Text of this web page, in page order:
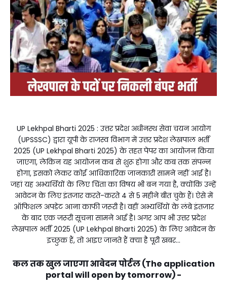
UP Lekhpal Bharti 2025 : उत्तर प्रदेश अधीनस्थ सेवा चयन आयोग
(UPSSSC) द्वारा यूपी के राजस्व विभाग में उत्तर प्रदेश लेखपाल भर्ती
2025 (UP Lekhpal Bharti 2025) के तहत पेपर का आयोजन किया
जाएगा, लेकिन यह आयोजन कब से शुरू होगा और कब तक संपन्न
होगा, इसको लेकर कोई आधिकारिक जानकारी सामने नहीं आई है।
जहां यह अभ्यर्थियों के लिए चिंता का विषय भी बन गया है, क्योंकि उन्हें
आवेदन के लिए इंतजार करते-करते 4 से 5 महीने बीत चुके हैं। ऐसे में
ऑफिशल अपडेट आना काफी जरूरी है। वहीं अभ्यर्थियों के लंबे इंतजार
के बाद एक जरूरी सूचना सामने आई है। अगर आप भी उत्तर प्रदेश
लेखपाल भर्ती 2025 (UP Lekhpal Bharti 2025) के लिए आवेदन के
इच्छुक हैं, तो आइए जानते हैं क्या है पूरी खबर...
कल तक खुल जाएगा आवेदन पोर्टल (The application
portal will open by tomorrow) -